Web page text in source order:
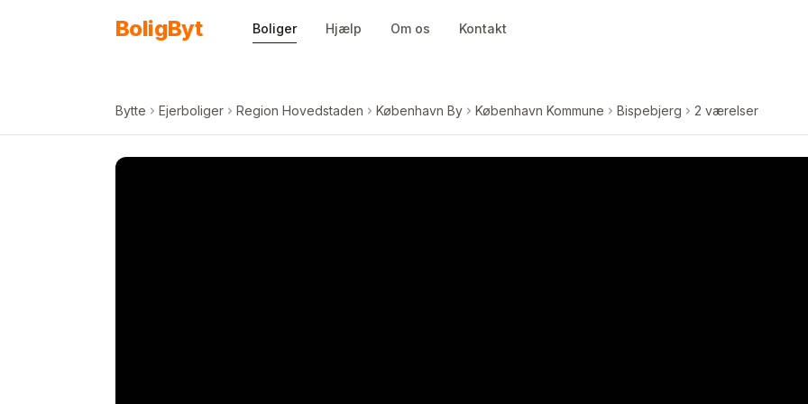
BoligByt Boliger Hjælp Om os Kontakt
Bytte Ejerboliger Region Hovedstaden København By København Kommune Bispebjerg 2 værelser